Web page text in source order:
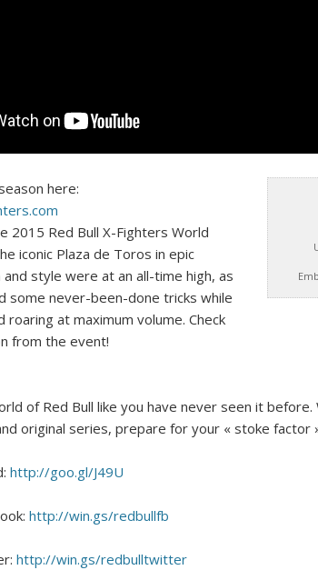
here:
2015 Red Bull X-Fighters World
iconic Plaza de Toros in epic
and style were at an all-time high, as
some never-been-done tricks while
roaring at maximum volume. Check
from the event!
of Red Bull like you have never seen it
original series, prepare for your « stoke factor
http://goo.gl/J49U
http://win.gs/redbullfb
http://win.gs/redbulltwitter